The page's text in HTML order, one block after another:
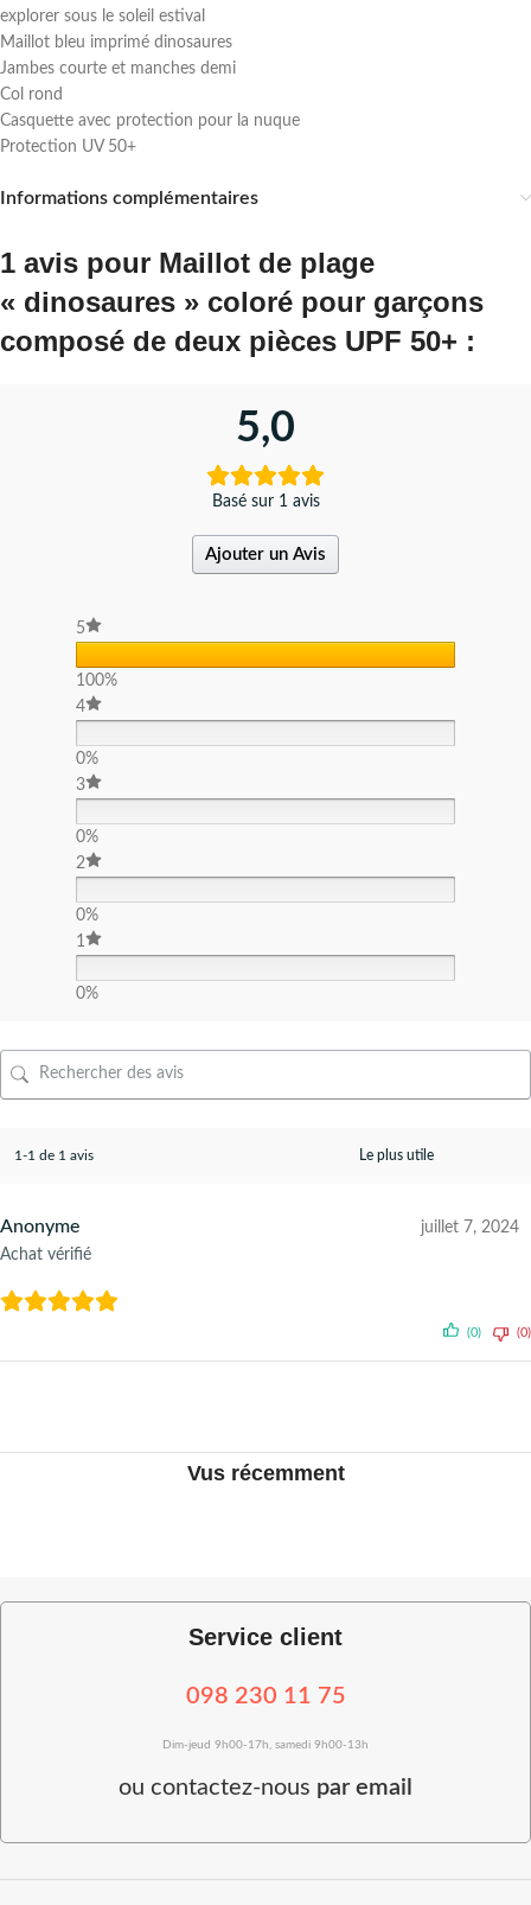
explorer sous le soleil estival
Maillot bleu imprimé dinosaures
Jambes courte et manches demi
Col rond
Casquette avec protection pour la nuque
Protection UV 50+
Informations complémentaires
1 avis pour Maillot de plage
« dinosaures » coloré pour garçons
composé de deux pièces UPF 50+ :
5,0
Basé sur 1 avis
Ajouter un Avis
5
100%
4
0%
3
0%
2
0%
1
0%
1-1 de 1 avis
Anonyme
Achat vérifié
juillet 7, 2024
(0) (0)
Vus récemment
Service client
098 230 11 75
Dim-jeud 9h00-17h, samedi 9h00-13h
ou contactez-nous par email